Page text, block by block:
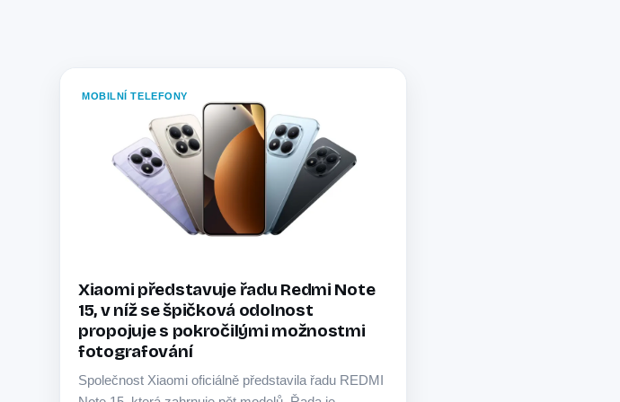
MOBILNÍ TELEFONY
Xiaomi představuje řadu Redmi Note
15, v níž se špičková odolnost
propojuje s pokročilými možnostmi
fotografování
Společnost Xiaomi oficiálně představila řadu REDMI